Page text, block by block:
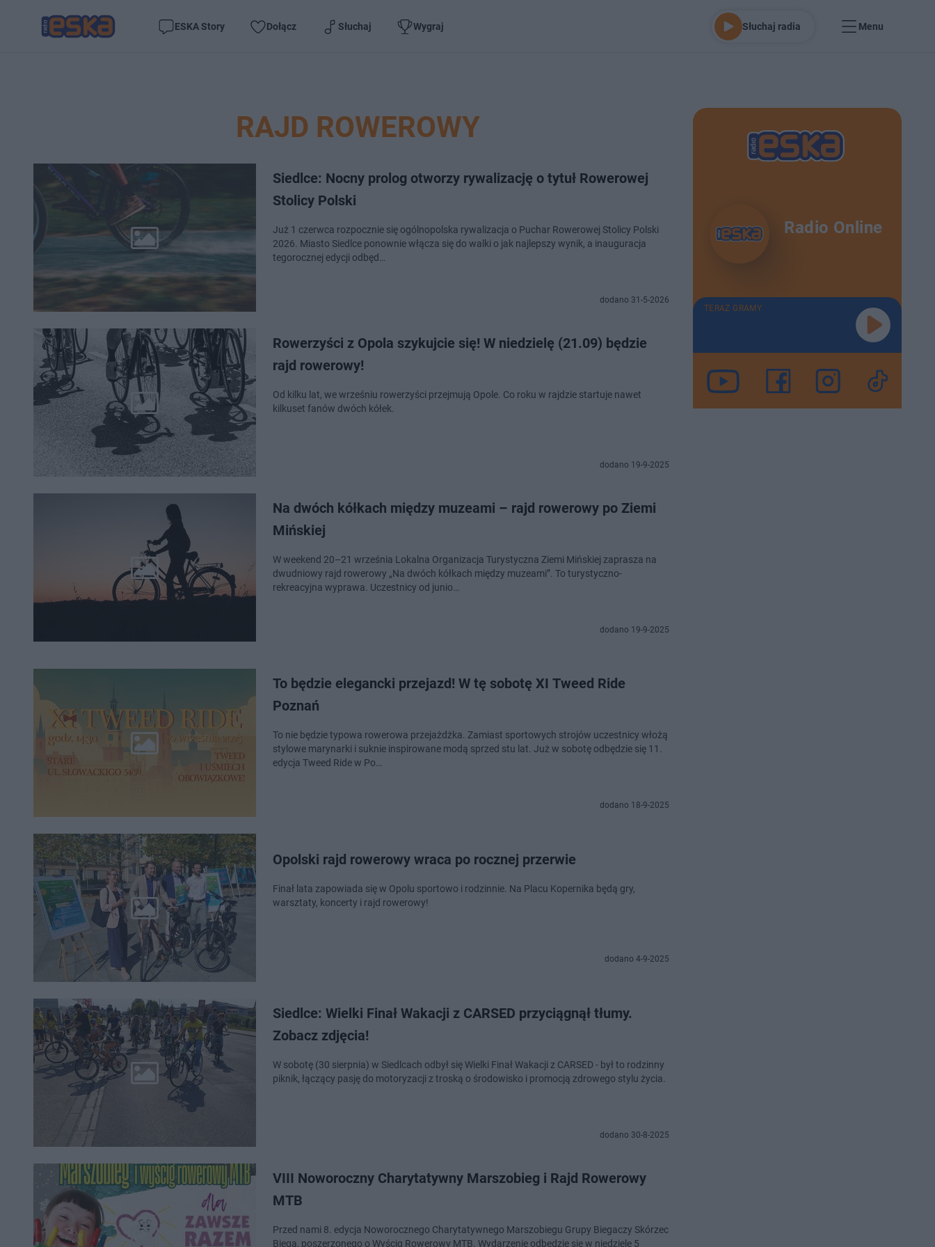
ESKA Story Dołącz Słuchaj Wygraj Słuchaj radia Menu
RAJD ROWEROWY
Siedlce: Nocny prolog otworzy rywalizację o tytuł Rowerowej
Stolicy Polski
Już 1 czerwca rozpocznie się ogólnopolska rywalizacja o Puchar Rowerowej Stolicy Polski
2026. Miasto Siedlce ponownie włącza się do walki o jak najlepszy wynik, a inauguracja
tegorocznej edycji odbęd…
dodano 31-5-2026
Rowerzyści z Opola szykujcie się! W niedzielę (21.09) będzie
rajd rowerowy!
Od kilku lat, we wrześniu rowerzyści przejmują Opole. Co roku w rajdzie startuje nawet
kilkuset fanów dwóch kółek.
dodano 19-9-2025
Na dwóch kółkach między muzeami – rajd rowerowy po Ziemi
Mińskiej
W weekend 20–21 września Lokalna Organizacja Turystyczna Ziemi Mińskiej zaprasza na
dwudniowy rajd rowerowy „Na dwóch kółkach między muzeami”. To turystyczno-
rekreacyjna wyprawa. Uczestnicy od junio…
dodano 19-9-2025
To będzie elegancki przejazd! W tę sobotę XI Tweed Ride
Poznań
To nie będzie typowa rowerowa przejażdżka. Zamiast sportowych strojów uczestnicy włożą
stylowe marynarki i suknie inspirowane modą sprzed stu lat. Już w sobotę odbędzie się 11.
edycja Tweed Ride w Po…
dodano 18-9-2025
Opolski rajd rowerowy wraca po rocznej przerwie
Finał lata zapowiada się w Opolu sportowo i rodzinnie. Na Placu Kopernika będą gry,
warsztaty, koncerty i rajd rowerowy!
dodano 4-9-2025
Siedlce: Wielki Finał Wakacji z CARSED przyciągnął tłumy.
Zobacz zdjęcia!
W sobotę (30 sierpnia) w Siedlcach odbył się Wielki Finał Wakacji z CARSED - był to rodzinny
piknik, łączący pasję do motoryzacji z troską o środowisko i promocją zdrowego stylu życia.
dodano 30-8-2025
VIII Noworoczny Charytatywny Marszobieg i Rajd Rowerowy
MTB
Przed nami 8. edycja Noworocznego Charytatywnego Marszobiegu Grupy Biegaczy Skórzec
Biega, poszerzonego o Wyścig Rowerowy MTB. Wydarzenie odbędzie się w niedzielę 5
Radio Online
TERAZ GRAMY